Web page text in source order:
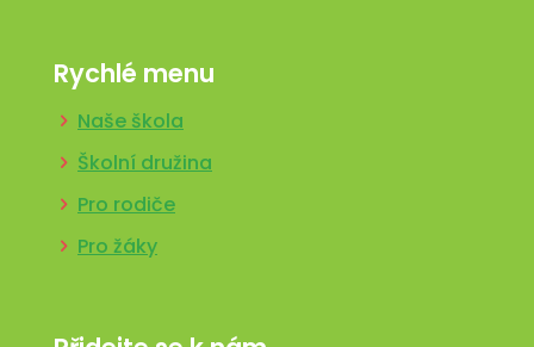
Rychlé menu
Naše škola
Školní družina
Pro rodiče
Pro žáky